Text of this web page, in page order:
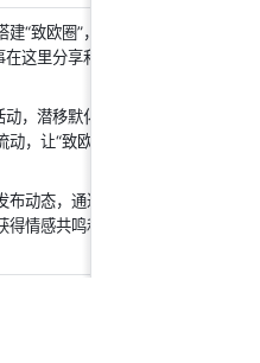
“致欧圈”，首先作为
这里分享和获取业务信息，同时反哺
，潜移默化地进行企业文化与价值观
，让“致欧圈”成为
动态，通过“致欧圈”展示自己，也可
情感共鸣和慰藉，成为